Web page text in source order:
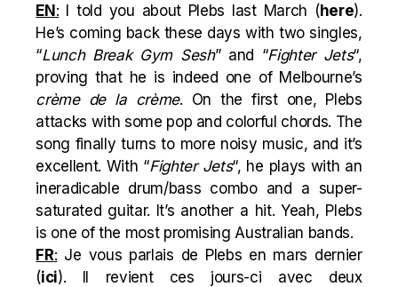
EN: I told you about Plebs last March (here).
He’s coming back these days with two singles,
“Lunch Break Gym Sesh” and “Fighter Jets“,
proving that he is indeed one of Melbourne’s
crème de la crème. On the first one, Plebs
attacks with some pop and colorful chords. The
song finally turns to more noisy music, and it’s
excellent. With “Fighter Jets“, he plays with an
ineradicable drum/bass combo and a super-
saturated guitar. It’s another a hit. Yeah, Plebs
is one of the most promising Australian bands.
FR: Je vous parlais de Plebs en mars dernier
(ici). Il revient ces jours-ci avec deux